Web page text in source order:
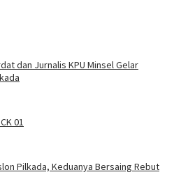
dan Jurnalis KPU Minsel Gelar
01
Pilkada, Keduanya Bersaing Rebut